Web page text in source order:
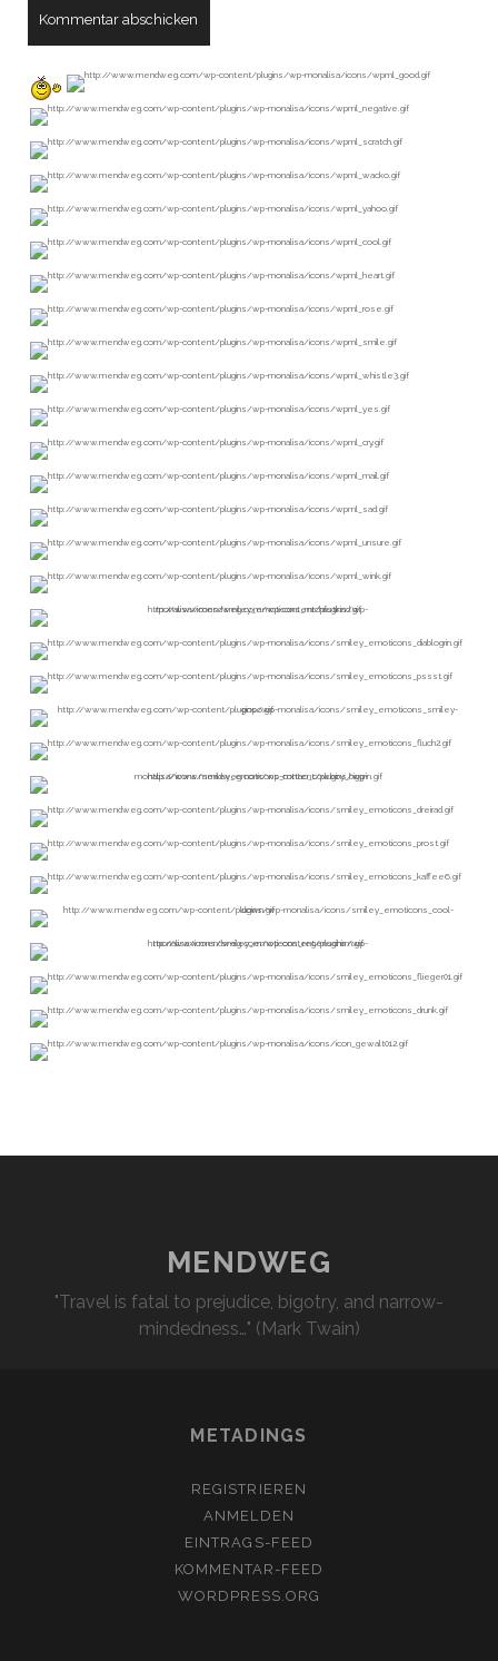
MENDWEG
"Travel is fatal to prejudice, bigotry, and narrow-
mindedness…" (Mark Twain)
METADINGS
REGISTRIEREN
ANMELDEN
EINTRAGS-FEED
KOMMENTAR-FEED
WORDPRESS.ORG